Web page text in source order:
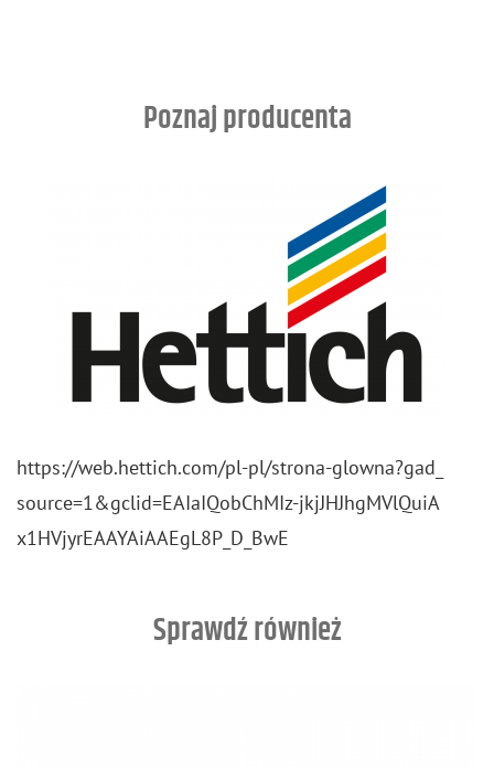
Poznaj producenta
https://​web.​hettich.​com/​pl-​pl/​strona-​glowna?​gad_​
source=1&​gcl​id=EAI​aIQo​bChM​Iz-​jkj​JHJh​gMVl​QuiA​
x1HV​jyrE​AAYA​iAAE​gL8P​_​D_​BwE
Sprawdź również